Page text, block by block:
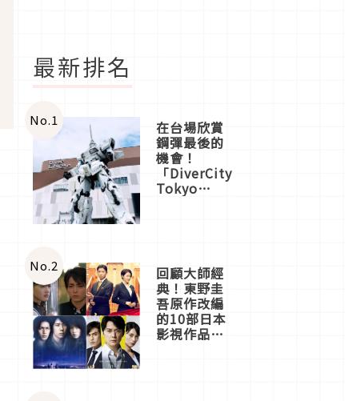
最新排名
No.1 在台場欣賞
鋼彈最後的
機會！
「DiverCity
Tokyo
體驗
No.2 回顧大師經
典！東野圭
吾原作改編
的10部日本
影視作品推